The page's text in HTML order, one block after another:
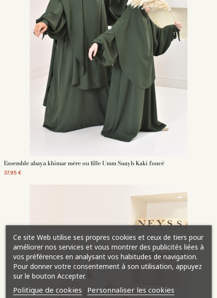
Ensemble abaya khimar mère ou fille Umm Suayb Kaki foncé
37,95 €
Ce site Web utilise ses propres cookies et ceux de tiers pour
améliorer nos services et vous montrer des publicités liées à
vos préférences en analysant vos habitudes de navigation.
Pour donner votre consentement à son utilisation, appuyez
sur le bouton Accepter.
Politique de cookies Personnaliser les cookies